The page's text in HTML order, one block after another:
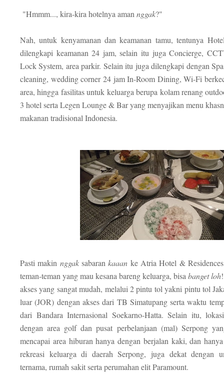
"Hmmm..., kira-kira hotelnya aman nggak?"
Nah, untuk kenyamanan dan keamanan tamu, tentunya
dilengkapi keamanan 24 jam, selain itu juga Concierge,
Lock System, area parkir. Selain itu juga dilengkapi dengan
cleaning, wedding corner 24 jam In-Room Dining, Wi-Fi
area, hingga fasilitas untuk keluarga berupa kolam renang
3 hotel serta Legen Lounge & Bar yang menyajikan menu
makanan tradisional Indonesia.
Pasti makin nggaksabarankaaan ke Atria Hotel &
teman-teman yang mau kesana bareng keluarga, bisa bangetloh
akses yang sangat mudah, melalui 2 pintu tol yakni pintu tol
luar (JOR) dengan akses dari TB Simatupang serta waktu
dari Bandara Internasional Soekarno-Hatta. Selain itu,
dengan area golf dan pusat perbelanjaan (mal) Serpong
mencapai area hiburan hanya dengan berjalan kaki, dan
rekreasi keluarga di daerah Serpong, juga dekat dengan
ternama, rumah sakit serta perumahan elit Paramount.